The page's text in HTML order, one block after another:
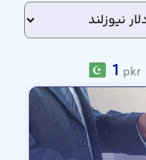
1 pkr